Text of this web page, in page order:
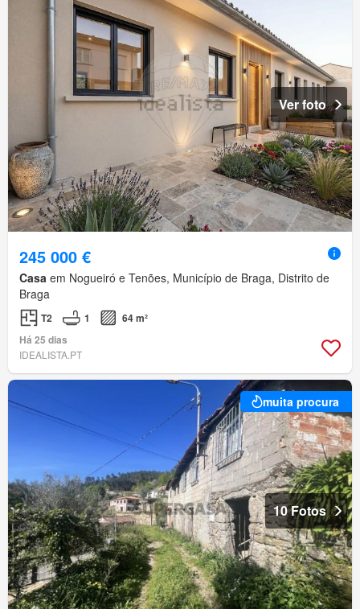
Ver foto
245 000 €
Casa em Nogueiró e Tenões, Município de Braga, Distrito de
Braga
T2 1
64 m²
Há 25 dias
IDEALISTA.PT
muita procura
10 Fotos